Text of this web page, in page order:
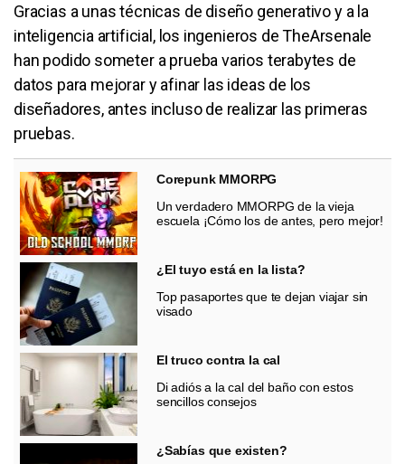
Gracias a unas técnicas de diseño generativo y a la
inteligencia artificial, los ingenieros de TheArsenale
han podido someter a prueba varios terabytes de
datos para mejorar y afinar las ideas de los
diseñadores, antes incluso de realizar las primeras
pruebas.
Corepunk MMORPG
Un verdadero MMORPG de la vieja
escuela ¡Cómo los de antes, pero mejor!
¿El tuyo está en la lista?
Top pasaportes que te dejan viajar sin
visado
El truco contra la cal
Di adiós a la cal del baño con estos
sencillos consejos
¿Sabías que existen?